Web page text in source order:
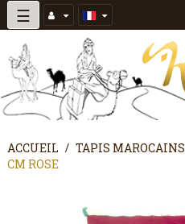
Basculer
la
navigation
☰
ACCUEIL TAPIS MAROCAINS
CM ROSE